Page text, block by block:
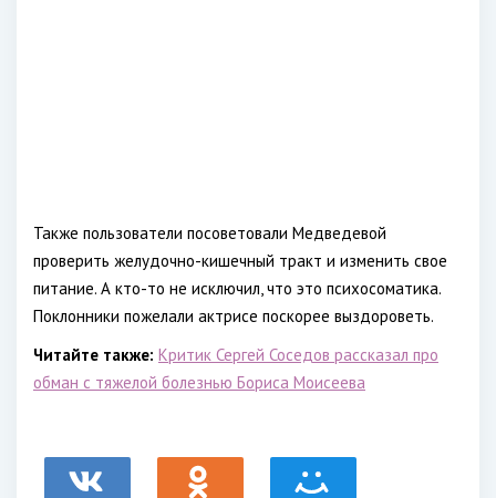
Также пользователи посоветовали Медведевой
проверить желудочно-кишечный тракт и изменить свое
питание. А кто-то не исключил, что это психосоматика.
Поклонники пожелали актрисе поскорее выздороветь.
Читайте также: Критик Сергей Соседов рассказал про
обман с тяжелой болезнью Бориса Моисеева